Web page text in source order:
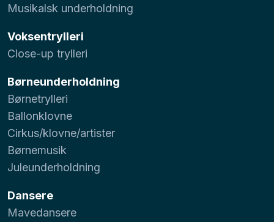
Musikalsk underholdning
Voksentrylleri
Close-up trylleri
Børneunderholdning
Børnetrylleri
Ballonklovne
Cirkus/klovne/artister
Børnemusik
Juleunderholdning
Dansere
Mavedansere